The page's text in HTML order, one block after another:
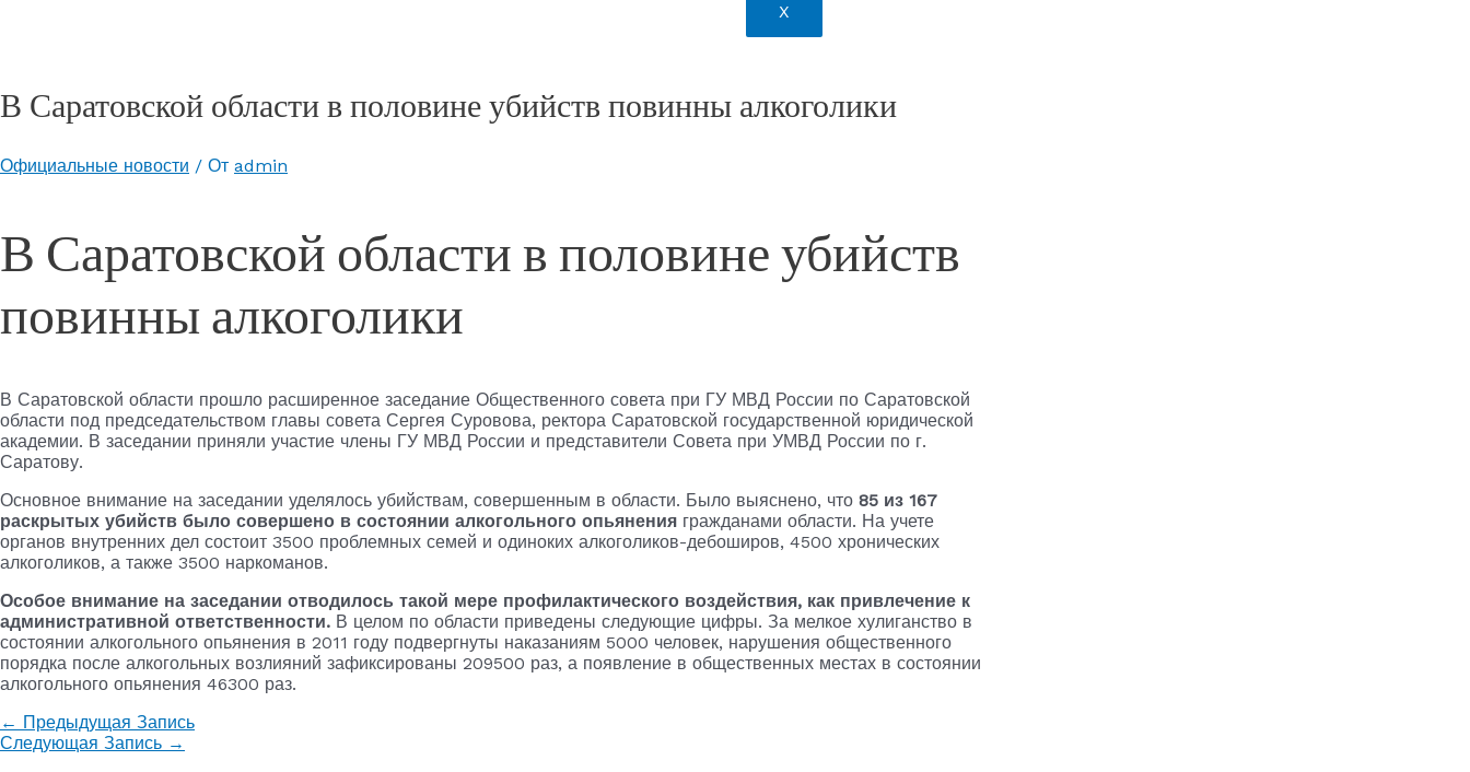
X
В Саратовской области в половине убийств повинны алкоголики
Официальные новости / От admin
В Саратовской области в половине убийств
повинны алкоголики
В Саратовской области прошло расширенное заседание Общественного совета при ГУ МВД России по Саратовской
области под председательством главы совета Сергея Суровова, ректора Саратовской государственной юридической
академии. В заседании приняли участие члены ГУ МВД России и представители Совета при УМВД России по г.
Саратову.
Основное внимание на заседании уделялось убийствам, совершенным в области. Было выяснено, что 85 из 167
раскрытых убийств было совершено в состоянии алкогольного опьянения гражданами области. На учете
органов внутренних дел состоит 3500 проблемных семей и одиноких алкоголиков-дебоширов, 4500 хронических
алкоголиков, а также 3500 наркоманов.
Особое внимание на заседании отводилось такой мере профилактического воздействия, как привлечение к
административной ответственности. В целом по области приведены следующие цифры. За мелкое хулиганство в
состоянии алкогольного опьянения в 2011 году подвергнуты наказаниям 5000 человек, нарушения общественного
порядка после алкогольных возлияний зафиксированы 209500 раз, а появление в общественных местах в состоянии
алкогольного опьянения 46300 раз.
← Предыдущая Запись
Следующая Запись →